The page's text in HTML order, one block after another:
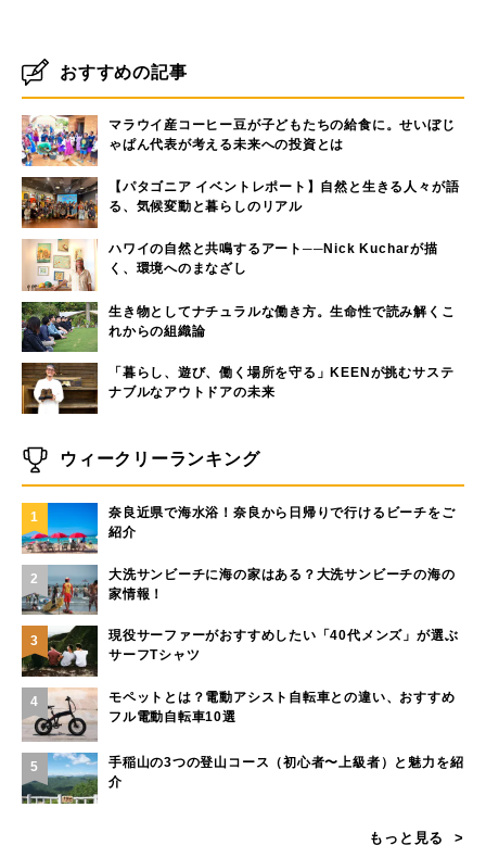
おすすめの記事
マラウイ産コーヒー豆が子どもたちの給食に。せいぼじ
ゃぱん代表が考える未来への投資とは
【パタゴニア イベントレポート】自然と生きる人々が語
る、気候変動と暮らしのリアル
ハワイの自然と共鳴するアート──Nick Kucharが描
く、環境へのまなざし
生き物としてナチュラルな働き方。生命性で読み解くこ
れからの組織論
「暮らし、遊び、働く場所を守る」KEENが挑むサステ
ナブルなアウトドアの未来
ウィークリーランキング
1
奈良近県で海水浴！奈良から日帰りで行けるビーチをご
紹介
2
大洗サンビーチに海の家はある？大洗サンビーチの海の
家情報！
3
現役サーファーがおすすめしたい「40代メンズ」が選ぶ
サーフTシャツ
4
モペットとは？電動アシスト自転車との違い、おすすめ
フル電動自転車10選
5
手稲山の3つの登山コース（初心者〜上級者）と魅力を紹
介
もっと見る